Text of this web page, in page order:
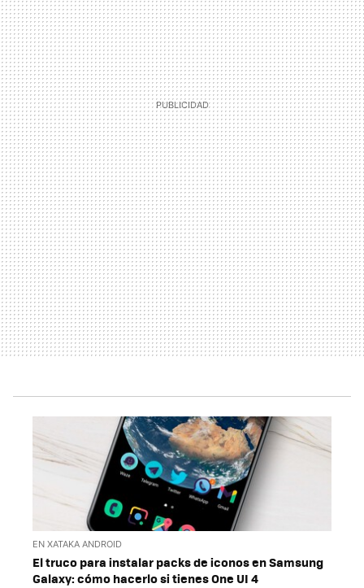
EN XATAKA ANDROID
El truco para instalar packs de iconos en Samsung
Galaxy: cómo hacerlo si tienes One UI 4